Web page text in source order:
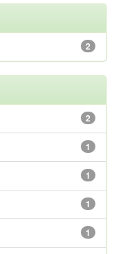
2
2
1
1
1
1